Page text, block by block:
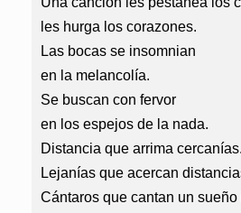
les hurga los corazones.
Las bocas se insomnian
en la melancolía.
Se buscan con fervor
en los espejos de la nada.
Distancia que arrima cercanías.
Lejanías que acercan
Cántaros que cantan un